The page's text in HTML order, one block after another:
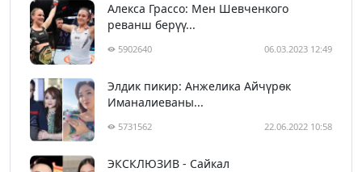
Алекса Грассо: Мен Шевченкого
реванш берүү...
5902640 06.03.2023 12:49
Элдик пикир: Анжелика Айчүрөк
Иманалиеваны...
5731562 22.06.2022 10:58
ЭКСКЛЮЗИВ - Сайкал